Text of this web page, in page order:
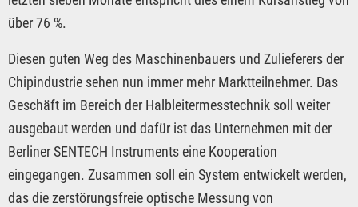
über 76 %.
Diesen guten Weg des Maschinenbauers und Zulieferers der
Chipindustrie sehen nun immer mehr Marktteilnehmer. Das
Geschäft im Bereich der Halbleitermesstechnik soll weiter
ausgebaut werden und dafür ist das Unternehmen mit der
Berliner SENTECH Instruments eine Kooperation
eingegangen. Zusammen soll ein System entwickelt werden,
das die zerstörungsfreie optische Messung von